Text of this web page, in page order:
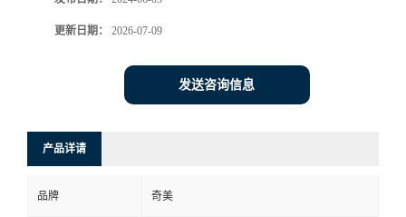
式
在
更新日期： 2026-07-09
发送咨询信息
产品详请
品牌 奇美